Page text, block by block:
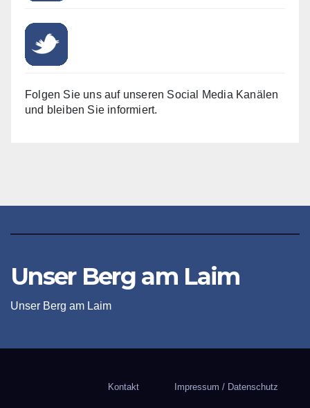
Folgen Sie uns auf unseren Social Media Kanälen
und bleiben Sie informiert.
Unser Berg am Laim
Unser Berg am Laim
Kontakt Impressum / Datenschutz